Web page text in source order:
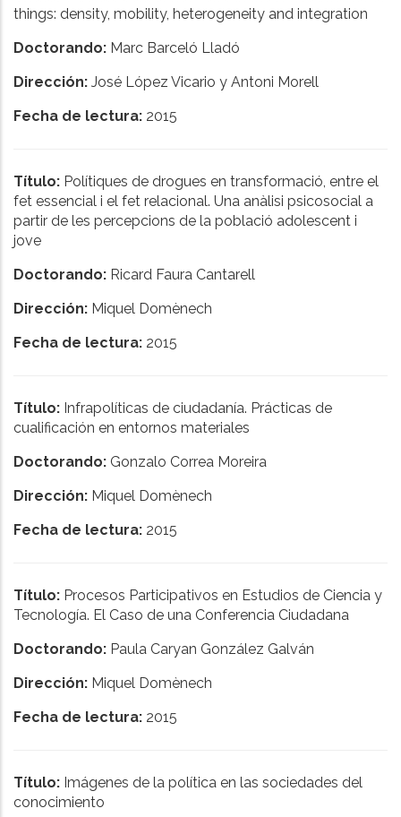
things: density, mobility, heterogeneity and integration
Doctorando: Marc Barceló Lladó
Dirección: José López Vicario y Antoni Morell
Fecha de lectura: 2015
Título: Polítiques de drogues en transformació, entre el
fet essencial i el fet relacional. Una anàlisi psicosocial a
partir de les percepcions de la població adolescent i
jove
Doctorando: Ricard Faura Cantarell
Dirección: Miquel Domènech
Fecha de lectura: 2015
Título: Infrapolíticas de ciudadanía. Prácticas de
cualificación en entornos materiales
Doctorando: Gonzalo Correa Moreira
Dirección: Miquel Domènech
Fecha de lectura: 2015
Título: Procesos Participativos en Estudios de Ciencia y
Tecnología. El Caso de una Conferencia Ciudadana
Doctorando: Paula Caryan González Galván
Dirección: Miquel Domènech
Fecha de lectura: 2015
Título: Imágenes de la política en las sociedades del
conocimiento